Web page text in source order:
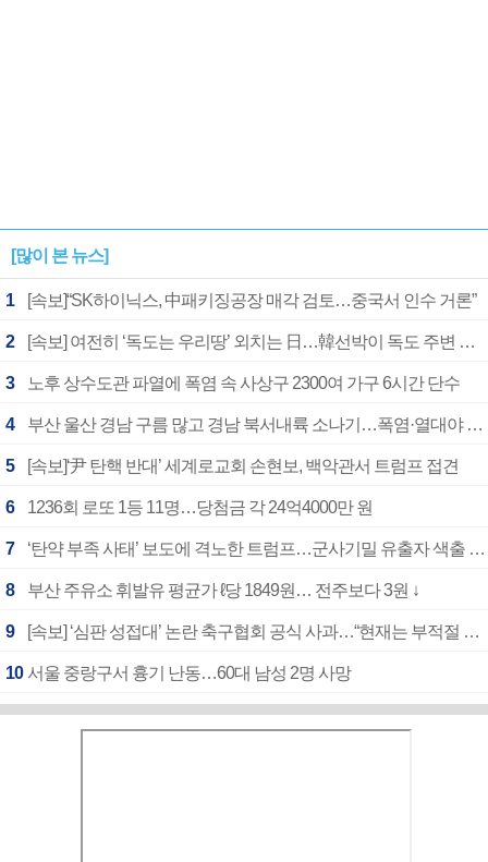
[많이 본 뉴스]
1 [속보]“SK하이닉스, 中패키징공장 매각 검토…중국서 인수 거론”
2 [속보] 여전히 ‘독도는 우리땅’ 외치는 日…韓선박이 독도 주변 해양조사 활동하자 반발
3 노후 상수도관 파열에 폭염 속 사상구 2300여 가구 6시간 단수
4 부산 울산 경남 구름 많고 경남 북서내륙 소나기…폭염·열대야 계속
5 [속보]‘尹 탄핵 반대’ 세계로교회 손현보, 백악관서 트럼프 접견
6 1236회 로또 1등 11명…당첨금 각 24억4000만 원
7 ‘탄약 부족 사태’ 보도에 격노한 트럼프…군사기밀 유출자 색출 지시
8 부산 주유소 휘발유 평균가 ℓ당 1849원… 전주보다 3원 ↓
9 [속보] ‘심판 성접대’ 논란 축구협회 공식 사과…“현재는 부적절 행위 없어”
10 서울 중랑구서 흉기 난동…60대 남성 2명 사망